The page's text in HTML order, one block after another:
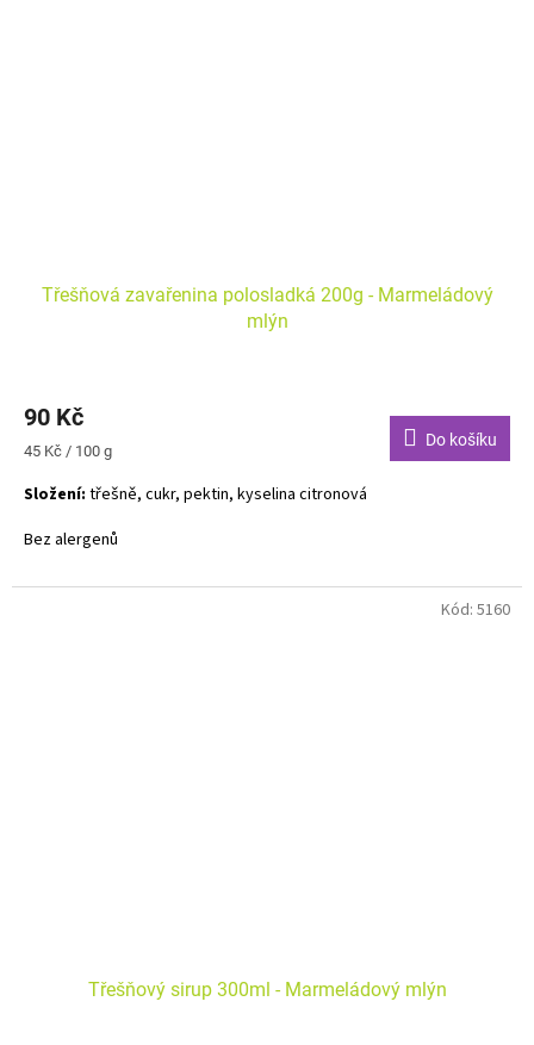
Třešňová zavařenina polosladká 200g - Marmeládový
mlýn
90 Kč
Měrná
45 Kč / 100 g
Do košíku
Složení: třešně, cukr, pektin, kyselina citronová
Bez alergenů
Třešňový sirup 300ml - Marmeládový mlýn
Kód: 5160